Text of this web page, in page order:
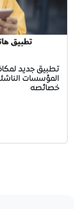
تطبيق جديد
المؤسسات
خصائصه